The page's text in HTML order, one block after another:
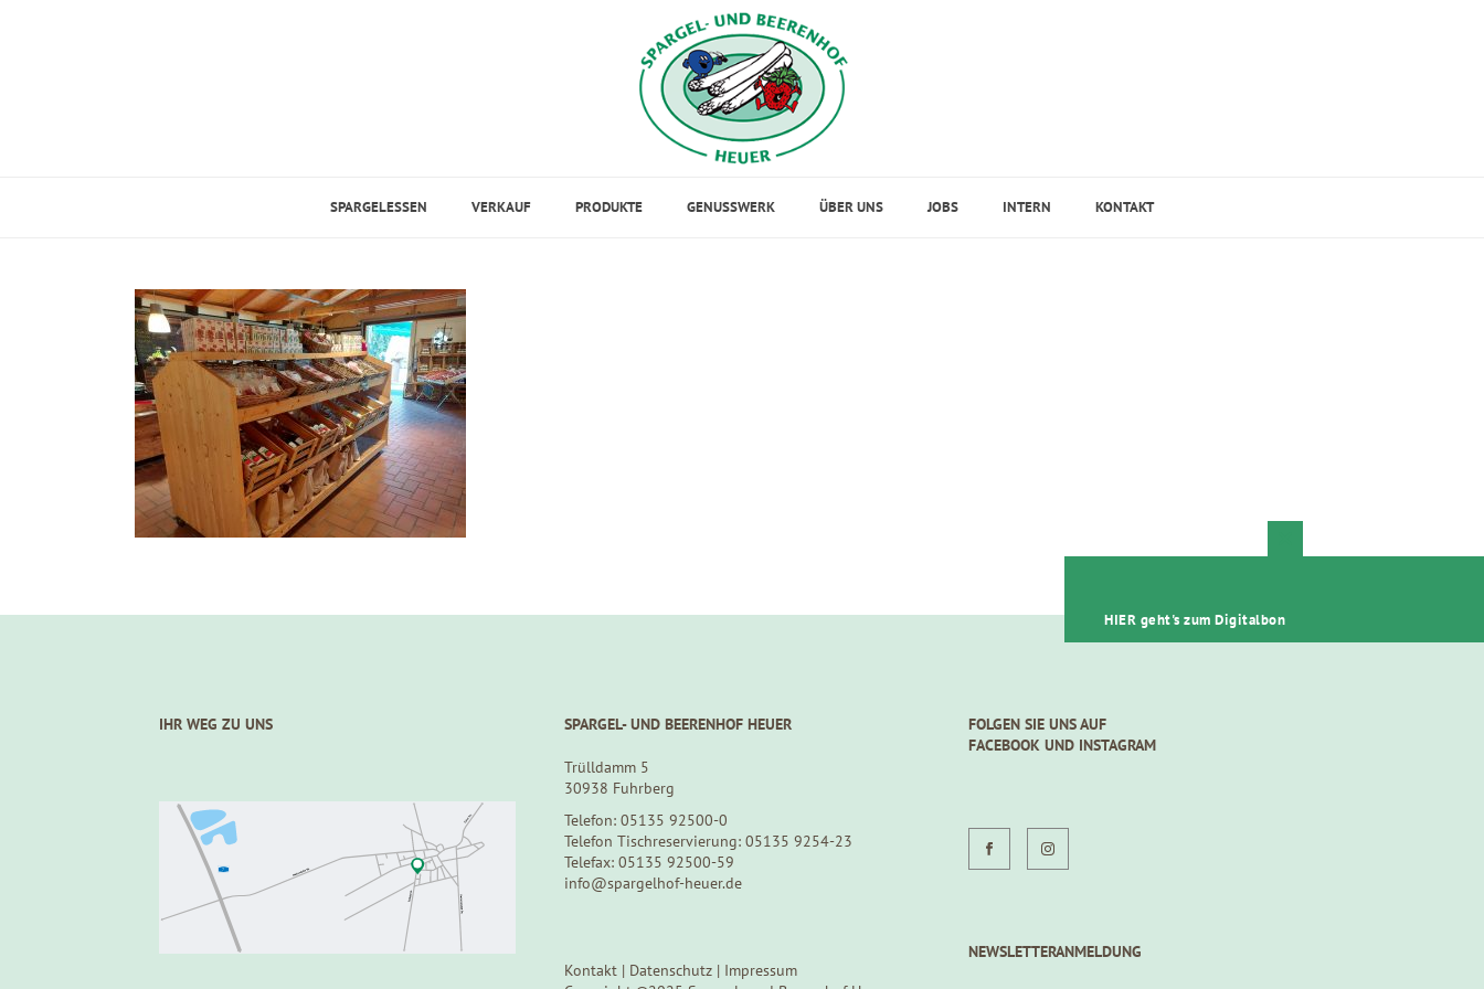
SPARGELESSEN VERKAUF PRODUKTE GENUSSWERK ÜBER UNS JOBS INTERN KONTAKT
IHR WEG ZU UNS SPARGEL- UND BEERENHOF HEUER
Trülldamm 5
30938 Fuhrberg
Telefon: 05135 92500-0
Telefon Tischreservierung: 05135 9254-23
Telefax: 05135 92500-59
info@spargelhof-heuer.de
Kontakt| Datenschutz| Impressum
FOLGEN SIE UNS AUF
FACEBOOK UND INSTAGRAM
NEWSLETTERANMELDUNG
Close
HIER geht's zum Digitalbon